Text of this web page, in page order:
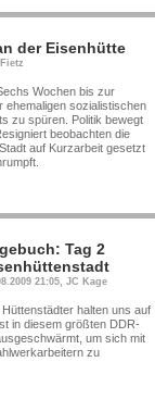
der Eisenhütte
Wochen bis zur
ehemaligen sozialistischen
zu spüren. Politik bewegt
beobachten die
auf Kurzarbeit gesetzt
Tag 2
21:05, JC Kage
halten uns auf
in diesem größten DDR-
um sich mit
zu